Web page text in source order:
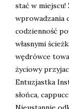
stać w miejscu!
wprowadzania
codzienność
własnymi
wędrówce
życiowy
Entuzjastka
słońca,